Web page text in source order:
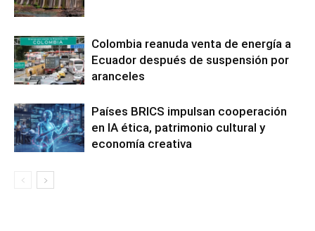
Colombia reanuda venta de energía a
Ecuador después de suspensión por
aranceles
Países BRICS impulsan cooperación
en IA ética, patrimonio cultural y
economía creativa